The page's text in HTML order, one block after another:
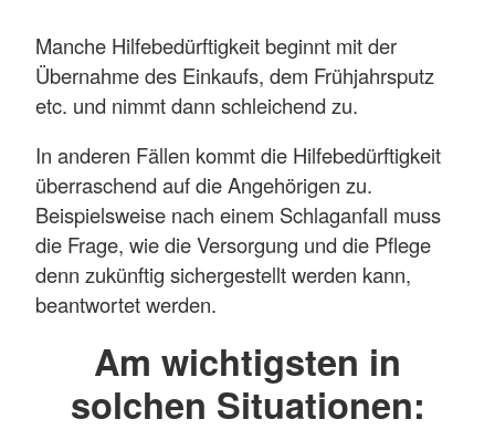
Manche Hilfebedürftigkeit beginnt mit der
Übernahme des Einkaufs, dem Frühjahrsputz
etc. und nimmt dann schleichend zu.
In anderen Fällen kommt die Hilfebedürftigkeit
überraschend auf die Angehörigen zu.
Beispielsweise nach einem Schlaganfall muss
die Frage, wie die Versorgung und die Pflege
denn zukünftig sichergestellt werden kann,
beantwortet werden.
Am wichtigsten in
solchen Situationen: